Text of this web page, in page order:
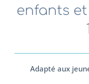
enfants et
Adapté aux